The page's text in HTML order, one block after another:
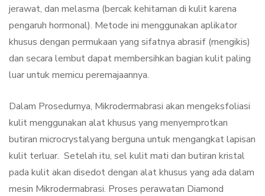
jerawat, dan melasma (bercak kehitaman di kulit karena
pengaruh hormonal). Metode ini menggunakan aplikator
khusus dengan permukaan yang sifatnya abrasif (mengikis)
dan secara lembut dapat membersihkan bagian kulit paling
luar untuk memicu peremajaannya.
Dalam Prosedurnya, Mikrodermabrasi akan mengeksfoliasi
kulit menggunakan alat khusus yang menyemprotkan
butiran microcrystalyang berguna untuk mengangkat lapisan
kulit terluar. Setelah itu, sel kulit mati dan butiran kristal
pada kulit akan disedot dengan alat khusus yang ada dalam
mesin Mikrodermabrasi. Proses perawatan Diamond